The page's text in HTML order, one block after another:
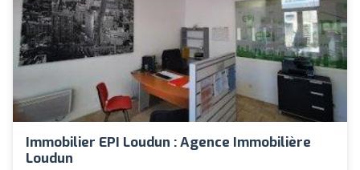
Immobilier EPI Loudun : Agence Immobilière
Loudun